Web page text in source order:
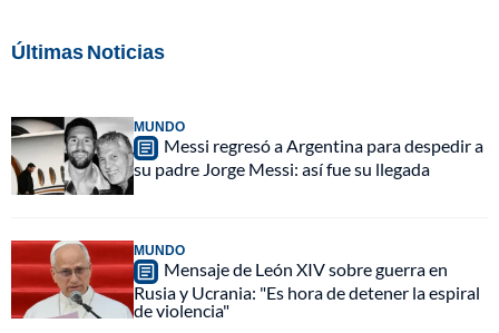
Últimas Noticias
MUNDO
Messi regresó a Argentina para despedir a
su padre Jorge Messi: así fue su llegada
MUNDO
Mensaje de León XIV sobre guerra en
Rusia y Ucrania: "Es hora de detener la espiral
de violencia"